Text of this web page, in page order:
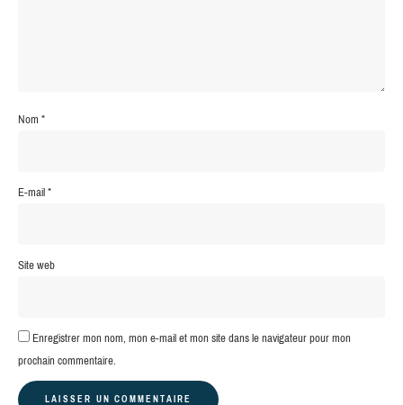
Nom*
E-mail*
Site web
Enregistrer mon nom, mon e-mail et mon site dans le navigateur pour mon
prochain commentaire.